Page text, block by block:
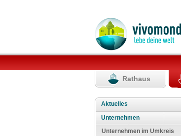
Rathaus
Aktuelles
Unternehmen
Unternehmen im Umkreis